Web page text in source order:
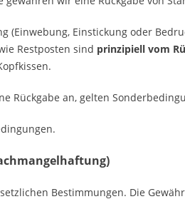
(Einwebung, Einstickung oder
Restposten sind prinzipiell vom
Rückgabe an, gelten
Bestimmungen. Die